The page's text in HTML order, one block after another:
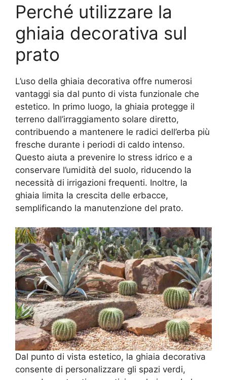
Perché utilizzare la
ghiaia decorativa sul
prato
L’uso della ghiaia decorativa offre numerosi
vantaggi sia dal punto di vista funzionale che
estetico. In primo luogo, la ghiaia protegge il
terreno dall’irraggiamento solare diretto,
contribuendo a mantenere le radici dell’erba più
fresche durante i periodi di caldo intenso.
Questo aiuta a prevenire lo stress idrico e a
conservare l’umidità del suolo, riducendo la
necessità di irrigazioni frequenti. Inoltre, la
ghiaia limita la crescita delle erbacce,
semplificando la manutenzione del prato.
Dal punto di vista estetico, la ghiaia decorativa
consente di personalizzare gli spazi verdi,